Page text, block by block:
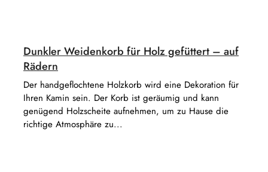
Dunkler Weidenkorb für Holz gefüttert – auf
Rädern
Der handgeflochtene Holzkorb wird eine Dekoration für
Ihren Kamin sein. Der Korb ist geräumig und kann
genügend Holzscheite aufnehmen, um zu Hause die
richtige Atmosphäre zu...